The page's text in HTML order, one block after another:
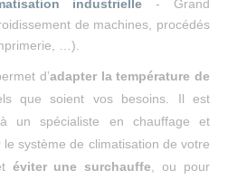
industrielle - Grand
de machines, procédés
…).
d’adapter la température de
que soient vos besoins. Il est
un spécialiste en chauffage et
système de climatisation de votre
éviter une surchauffe , ou pour